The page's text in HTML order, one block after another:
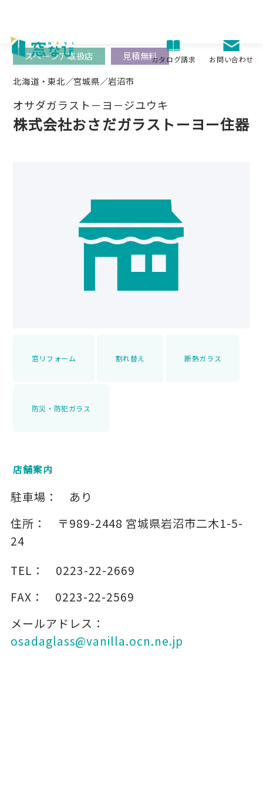
content
カタログ請求 お問い合わせ
北海道・東北／宮城県／岩沼市
オサダガラスト－ヨ－ジユウキ
株式会社おさだガラストーヨー住器
スペーシア取扱店 見積無料
窓リフォーム 割れ替え 断熱ガラス
防災・防犯ガラス
店舗案内
駐車場：
あり
住所：
〒989-2448 宮城県岩沼市二木1-5-
24
TEL：
0223-22-2669
FAX：
0223-22-2569
メールアドレス：
osadaglass@vanilla.ocn.ne.jp